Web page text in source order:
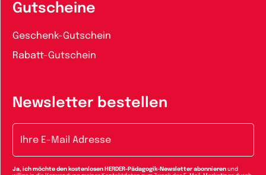
Gutscheine
Geschenk-Gutschein
Rabatt-Gutschein
Newsletter bestellen
Ja, ich möchte den kostenlosen HERDER-Pädagogik-Newsletter abonnieren und